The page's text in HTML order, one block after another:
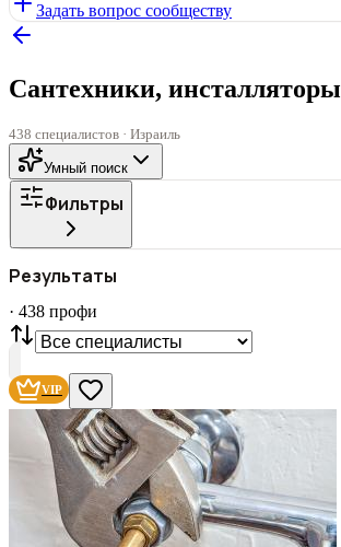
Задать вопрос сообществу
Сантехники, инсталляторы
438 специалистов · Израиль
Умный поиск
Фильтры
Все
СТАТУС
VIP С фото
438 профи
Сбросить
Результаты
· 438 профи
VIP